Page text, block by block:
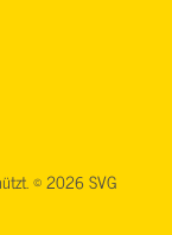
© 2026 SVG